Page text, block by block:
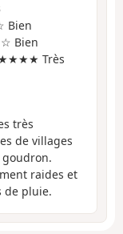
Bien
Très
très
de villages
raides et
de pluie.